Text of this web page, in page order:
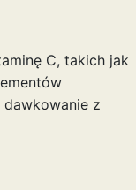
C, takich jak
z